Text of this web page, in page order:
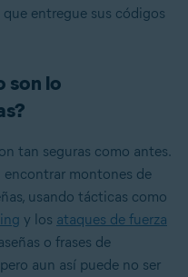
entregue sus códigos
son lo
tan seguras como antes.
montones de
usando tácticas como
y los ataques de fuerza
o frases de
aun así puede no ser